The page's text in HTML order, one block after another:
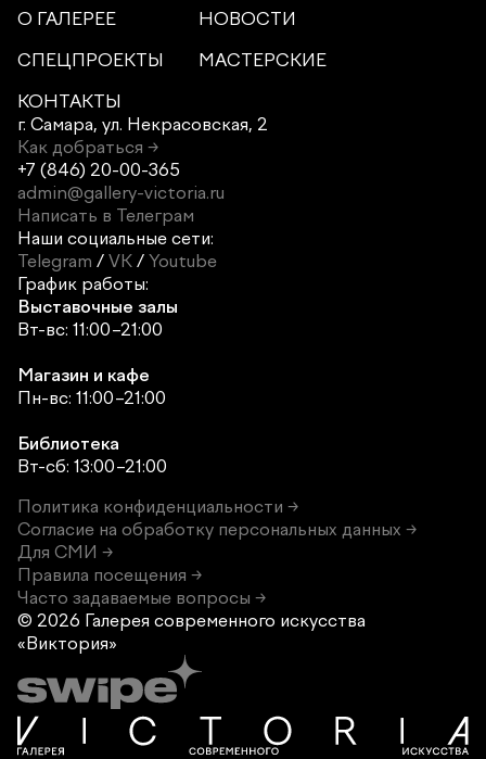
О ГАЛЕРЕЕ
НОВОСТИ
СПЕЦПРОЕКТЫ
МАСТЕРСКИЕ
КОНТАКТЫ
г. Самара, ул. Некрасовская, 2
Как добраться →
+7 (846) 20-00-365
admin@gallery-victoria.ru
Написать в Телеграм
Наши социальные сети:
Telegram / VK / Youtube
График работы:
Выставочные залы
Вт-вс: 11:00–21:00
Магазин и кафе
Пн-вс: 11:00–21:00
Библиотека
Вт-сб: 13:00–21:00
Политика конфиденциальности →
Согласие на обработку персональных данных →
Для СМИ →
Правила посещения →
Часто задаваемые вопросы →
© 2026 Галерея современного искусства
«Виктория»